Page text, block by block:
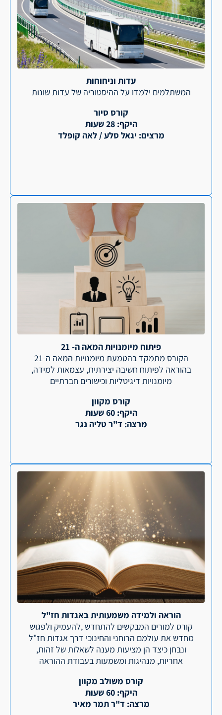
עדות וניחוחות
המשתלמים ילמדו על ההיסטוריה של עדות שונות
קורס סיור
היקף: 28 שעות
מרצים: יגאל סלע / לאה קופלד
פיתוח מיומנויות המאה ה- 21
הקורס מתמקד בהטמעת מיומנויות המאה ה-21
בהוראה לפיתוח חשיבה יצירתית, עצמאות למידה,
מיומנויות דיגיטליות וכישורים חברתיים
קורס מקוון
היקף: 60 שעות
מרצה: ד"ר טליה נגר
הוראה ולמידה משמעותית באגדות חז"ל
קורס למורים המבקשים להתחדש ,להעמיק ולפגוש
מחדש את עולמם הרוחני והחינוכי דרך אגדות חז"ל
ונבחן כיצד הן מציעות מענה לשאלות של זהות,
אחריות, מנהיגות ומשמעות בעבודת ההוראה
קורס משולב מקוון
היקף: 60 שעות
מרצה: ד"ר תמר מאיר